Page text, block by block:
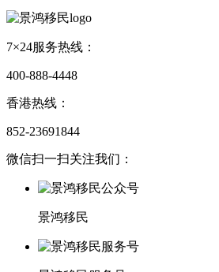
7×24服务热线：
400-888-4448
香港热线：
852-23691844
微信扫一扫关注我们：
景鸿移民